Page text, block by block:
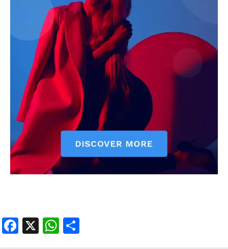
About Us
Privacy Policy
Terms of Use Agreement
Facebook
X WhatsApp
Share
Facebook
X WhatsApp